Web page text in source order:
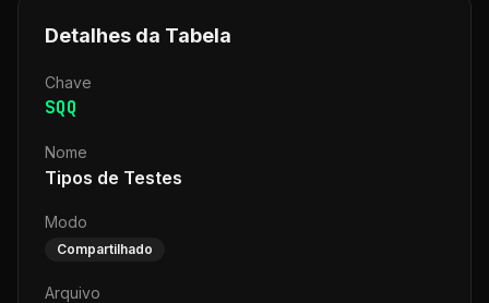
Detalhes da Tabela
Chave
SQQ
Nome
Tipos de Testes
Modo
Compartilhado
Arquivo